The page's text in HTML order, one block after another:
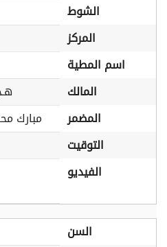
الشوط
المركز
اسم المطية
المالك
المضمر
مبارك
التوقيت
الفيديو
السن